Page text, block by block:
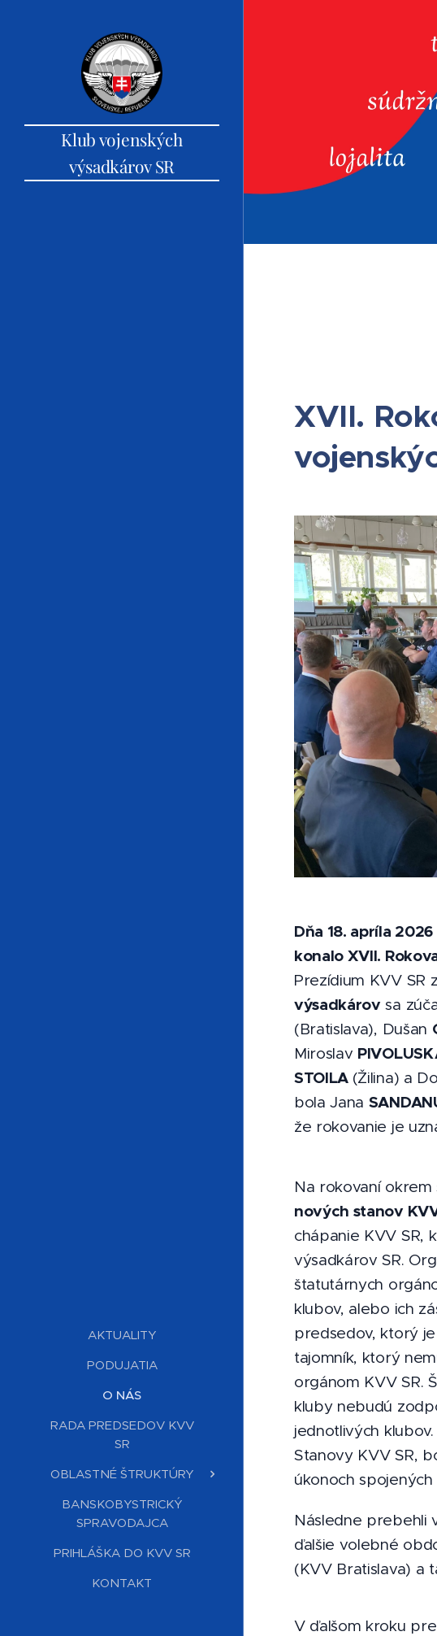
Klub vojenských
výsadkárov SR
AKTUALITY
PODUJATIA
O NÁS
RADA PREDSEDOV KVV
SR
OBLASTNÉ ŠTRUKTÚRY
BANSKOBYSTRICKÝ
SPRAVODAJCA
PRIHLÁŠKA DO KVV SR
KONTAKT
XVII.
Dňa 18. apríla
konalo XVII.
Prezídium KVV SR
výsadkárov sa
(Bratislava), Dušan
Miroslav
STOILA (Žilina) a
bola Jana
že rokovanie je
Na rokovaní
nových stanov
chápanie KVV SR,
výsadkárov SR.
štatutárnych
klubov, alebo ich
predsedov, ktorý
tajomník, ktorý
orgánom KVV SR.
kluby nebudú
jednotlivých
Stanovy KVV SR,
úkonoch spojených
Následne prebehli
ďalšie volebné
(KVV Bratislava) a
V ďalšom kroku